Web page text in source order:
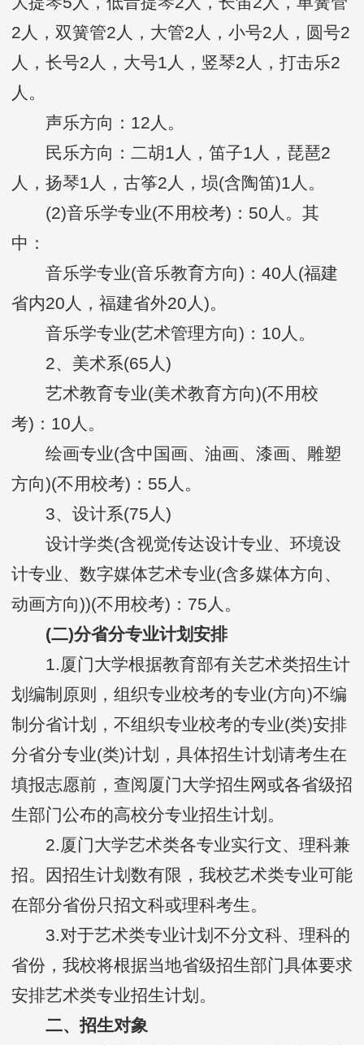
2人，双簧管2人，大管2人，小号2人，圆号2
人，长号2人，大号1人，竖琴2人，打击乐2
人。
声乐方向：12人。
民乐方向：二胡1人，笛子1人，琵琶2
人，扬琴1人，古筝2人，埙(含陶笛)1人。
(2)音乐学专业(不用校考)：50人。其
中：
音乐学专业(音乐教育方向)：40人(福建
省内20人，福建省外20人)。
音乐学专业(艺术管理方向)：10人。
2、美术系(65人)
艺术教育专业(美术教育方向)(不用校
考)：10人。
绘画专业(含中国画、油画、漆画、雕塑
方向)(不用校考)：55人。
3、设计系(75人)
设计学类(含视觉传达设计专业、环境设
计专业、数字媒体艺术专业(含多媒体方向、
动画方向))(不用校考)：75人。
(二)分省分专业计划安排
1.厦门大学根据教育部有关艺术类招生计
划编制原则，组织专业校考的专业(方向)不编
制分省计划，不组织专业校考的专业(类)安排
分省分专业(类)计划，具体招生计划请考生在
填报志愿前，查阅厦门大学招生网或各省级招
生部门公布的高校分专业招生计划。
2.厦门大学艺术类各专业实行文、理科兼
招。因招生计划数有限，我校艺术类专业可能
在部分省份只招文科或理科考生。
3.对于艺术类专业计划不分文科、理科的
省份，我校将根据当地省级招生部门具体要求
安排艺术类专业招生计划。
二、招生对象